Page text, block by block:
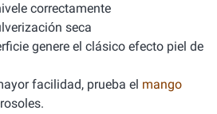
correctamente
seca
genere el clásico efecto piel de
facilidad, prueba el mango